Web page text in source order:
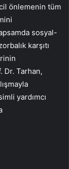
önlemenin tüm
sosyal-
karşıtı
Dr. Tarhan,
yardımcı